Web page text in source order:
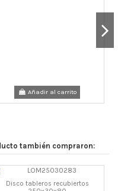
Añadir al carrito
también compraron:
Disco tableros recubiertos